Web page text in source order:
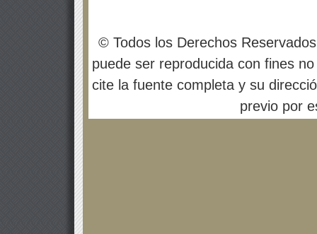
© Todos los Derechos
puede ser reproducida con fines
cite la fuente completa y su
previo por